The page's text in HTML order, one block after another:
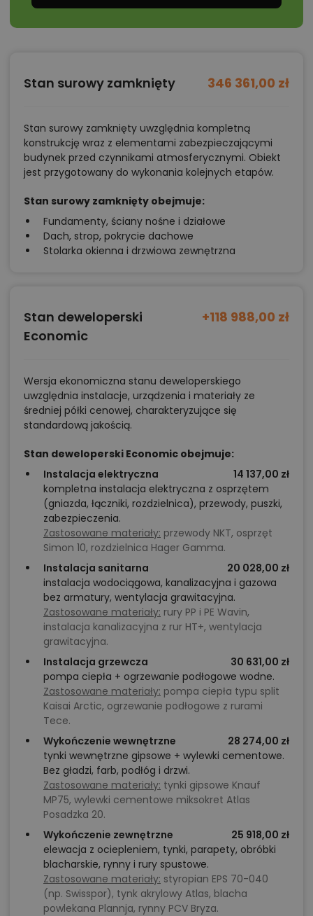
Stan surowy zamknięty 346 361,00 zł
Stan surowy zamknięty uwzględnia kompletną
konstrukcję wraz z elementami zabezpieczającymi
budynek przed czynnikami atmosferycznymi. Obiekt
jest przygotowany do wykonania kolejnych etapów.
Stan surowy zamknięty obejmuje:
Fundamenty, ściany nośne i działowe
Dach, strop, pokrycie dachowe
Stolarka okienna i drzwiowa zewnętrzna
Stan deweloperski
Economic
+118 988,00 zł
Wersja ekonomiczna stanu deweloperskiego
uwzględnia instalacje, urządzenia i materiały ze
średniej półki cenowej, charakteryzujące się
standardową jakością.
Stan deweloperski Economic obejmuje:
Instalacja elektryczna
14 137,00 zł
kompletna instalacja elektryczna z osprzętem
(gniazda, łączniki, rozdzielnica), przewody, puszki,
zabezpieczenia.
Zastosowane materiały: przewody NKT, osprzęt
Simon 10, rozdzielnica Hager Gamma.
Instalacja sanitarna
20 028,00 zł
instalacja wodociągowa, kanalizacyjna i gazowa
bez armatury, wentylacja grawitacyjna.
Zastosowane materiały: rury PP i PE Wavin,
instalacja kanalizacyjna z rur HT+, wentylacja
grawitacyjna.
Instalacja grzewcza
30 631,00 zł
pompa ciepła + ogrzewanie podłogowe wodne.
Zastosowane materiały: pompa ciepła typu split
Kaisai Arctic, ogrzewanie podłogowe z rurami
Tece.
Wykończenie wewnętrzne
28 274,00 zł
tynki wewnętrzne gipsowe + wylewki cementowe.
Bez gładzi, farb, podłóg i drzwi.
Zastosowane materiały: tynki gipsowe Knauf
MP75, wylewki cementowe miksokret Atlas
Posadzka 20.
Wykończenie zewnętrzne
25 918,00 zł
elewacja z ociepleniem, tynki, parapety, obróbki
blacharskie, rynny i rury spustowe.
Zastosowane materiały: styropian EPS 70-040
(np. Swisspor), tynk akrylowy Atlas, blacha
powlekana Plannja, rynny PCV Bryza.